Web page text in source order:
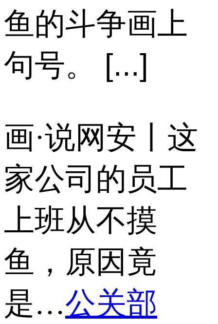
鱼的斗争画上
句号。 [...]
画·说网安丨这
家公司的员工
上班从不摸
鱼，原因竟
是…公关部